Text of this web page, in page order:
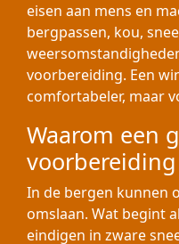
eisen aan mens en
bergpassen, kou,
voorbereiding. Een
comfortabeler, maar
Waarom een
In de bergen kunnen
omslaan. Wat begint
eindigen in zware